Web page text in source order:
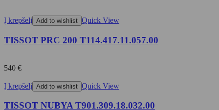
Į krepšelį Add to wishlist Quick View
TISSOT PRC 200 T114.417.11.057.00
540 €
Į krepšelį Add to wishlist Quick View
TISSOT NUBYA T901.309.18.032.00